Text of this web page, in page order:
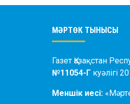
МӘРТӨК ТЫНЫСЫ
Газет Қазақстан
№11054-Г куәлігі
Меншік иесі: